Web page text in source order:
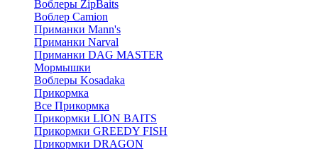
Воблеры ZipBaits
Воблер Camion
Приманки Mann's
Приманки Narval
Приманки DAG MASTER
Мормышки
Воблеры Kosadaka
Прикормка
Все Прикормка
Прикормки LION BAITS
Прикормки GREEDY FISH
Прикормки DRAGON